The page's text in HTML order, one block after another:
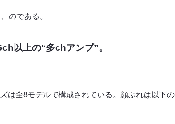
のである。
以上の“多chアンプ”。
は全8モデルで構成されている。顔ぶれは以下の